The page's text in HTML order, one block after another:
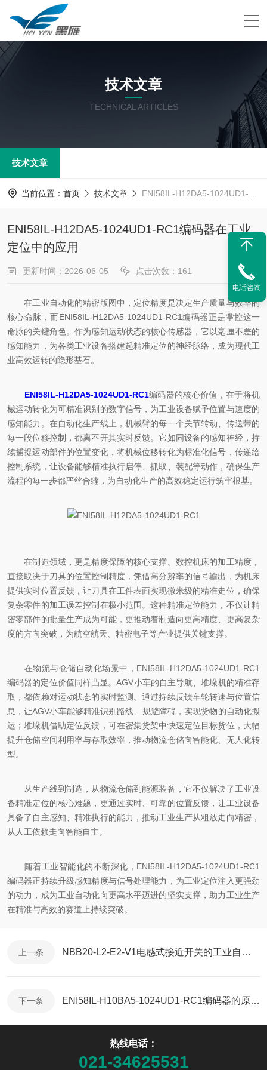
技术文章
TECHNICAL ARTICLES
技术文章
当前位置： 首页 技术文章 ENI58IL-H12DA5-1024UD1-RC1编码器在工业定位中的应用
ENI58IL-H12DA5-1024UD1-RC1编码器在工业
定位中的应用
更新时间：2026-06-05 点击次数：161
在工业自动化的精密版图中，定位精度是决定生产质量与效率的
核心命脉，而ENI58IL-H12DA5-1024UD1-RC1编码器正是掌控这一
命脉的关键角色。作为感知运动状态的核心传感器，它以毫厘不差的
感知能力，为各类工业设备搭建起精准定位的神经脉络，成为现代工
业高效运转的隐形基石。
ENI58IL-H12DA5-1024UD1-RC1编码器的核心价值，在于将机
械运动转化为可精准识别的数字信号，为工业设备赋予位置与速度的
感知能力。在自动化生产线上，机械臂的每一个关节转动、传送带的
每一段位移控制，都离不开其实时反馈。它如同设备的感知神经，持
续捕捉运动部件的位置变化，将机械位移转化为标准化信号，传递给
控制系统，让设备能够精准执行启停、抓取、装配等动作，确保生产
流程的每一步都严丝合缝，为自动化生产的高效稳定运行筑牢根基。
在制造领域，更是精度保障的核心支撑。数控机床的加工精度，
直接取决于刀具的位置控制精度，凭借高分辨率的信号输出，为机床
提供实时位置反馈，让刀具在工件表面实现微米级的精准走位，确保
复杂零件的加工误差控制在极小范围。这种精准定位能力，不仅让精
密零部件的批量生产成为可能，更推动着制造向更高精度、更高复杂
度的方向突破，为航空航天、精密电子等产业提供关键支撑。
在物流与仓储自动化场景中，ENI58IL-H12DA5-1024UD1-RC1
编码器的定位价值同样凸显。AGV小车的自主导航、堆垛机的精准存
取，都依赖对运动状态的实时监测。通过持续反馈车轮转速与位置信
息，让AGV小车能够精准识别路线、规避障碍，实现货物的自动化搬
运；堆垛机借助定位反馈，可在密集货架中快速定位目标货位，大幅
提升仓储空间利用率与存取效率，推动物流仓储向智能化、无人化转
型。
从生产线到制造，从物流仓储到能源装备，它不仅解决了工业设
备精准定位的核心难题，更通过实时、可靠的位置反馈，让工业设备
具备了自主感知、精准执行的能力，推动工业生产从粗放走向精密，
从人工依赖走向智能自主。
随着工业智能化的不断深化，ENI58IL-H12DA5-1024UD1-RC1
编码器正持续升级感知精度与信号处理能力，为工业定位注入更强劲
的动力，成为工业自动化向更高水平迈进的坚实支撑，助力工业生产
在精准与高效的赛道上持续突破。
上一条 NBB20-L2-E2-V1电感式接近开关的工业自动化应用
下一条 ENI58IL-H10BA5-1024UD1-RC1编码器的原理与应用
热线电话：
021-34625531
电话咨询